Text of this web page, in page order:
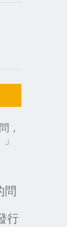
，
問
行